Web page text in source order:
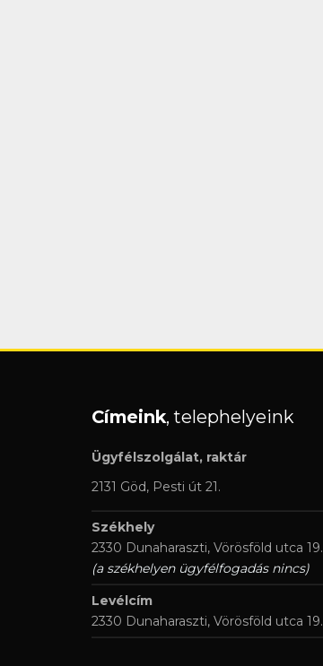
Címeink, telephelyeink
Ügyfélszolgálat, raktár
2131 Göd, Pesti út 21.
Székhely
2330 Dunaharaszti, Vörösföld utca 19.
(a székhelyen ügyfélfogadás nincs)
Levélcím
2330 Dunaharaszti, Vörösföld utca 19.